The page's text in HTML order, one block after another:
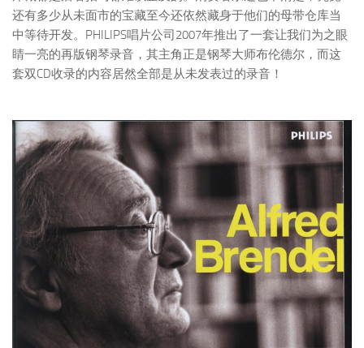
还有多少从未面市的宝藏至今还依然藏身于他们的母带仓库当
中等待开发。PHILIPS唱片公司2007年推出了一套让我们为之眼
睛一亮的再版钢琴录音，其主角正是钢琴大师布伦德尔，而这
套双CD收录的内容居然全部是从未发表过的录音！